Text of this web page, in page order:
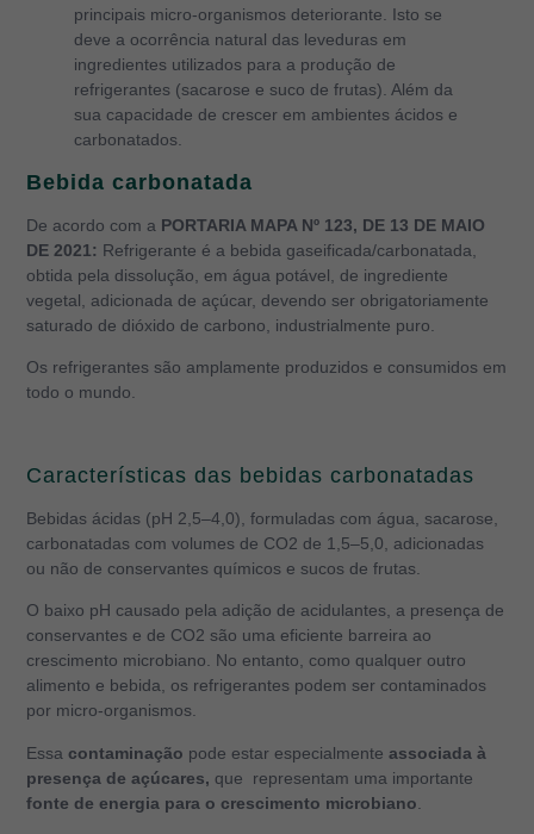
principais micro-organismos deteriorante. Isto se
deve a ocorrência natural das leveduras em
ingredientes utilizados para a produção de
refrigerantes (sacarose e suco de frutas). Além da
sua capacidade de crescer em ambientes ácidos e
carbonatados.
Bebida carbonatada
De acordo com a PORTARIA MAPA Nº 123, DE 13 DE MAIO
DE 2021: Refrigerante é a bebida gaseificada/carbonatada,
obtida pela dissolução, em água potável, de ingrediente
vegetal, adicionada de açúcar, devendo ser obrigatoriamente
saturado de dióxido de carbono, industrialmente puro.
Os refrigerantes são amplamente produzidos e consumidos em
todo o mundo.
Características das bebidas carbonatadas
Bebidas ácidas (pH 2,5–4,0), formuladas com água, sacarose,
carbonatadas com volumes de CO2 de 1,5–5,0, adicionadas
ou não de conservantes químicos e sucos de frutas.
O baixo pH causado pela adição de acidulantes, a presença de
conservantes e de CO2 são uma eficiente barreira ao
crescimento microbiano. No entanto, como qualquer outro
alimento e bebida, os refrigerantes podem ser contaminados
por micro-organismos.
Essacontaminação pode estar especialmenteassociada à
presença de açúcares, que representam uma importante
fonte de energia para o crescimento microbiano